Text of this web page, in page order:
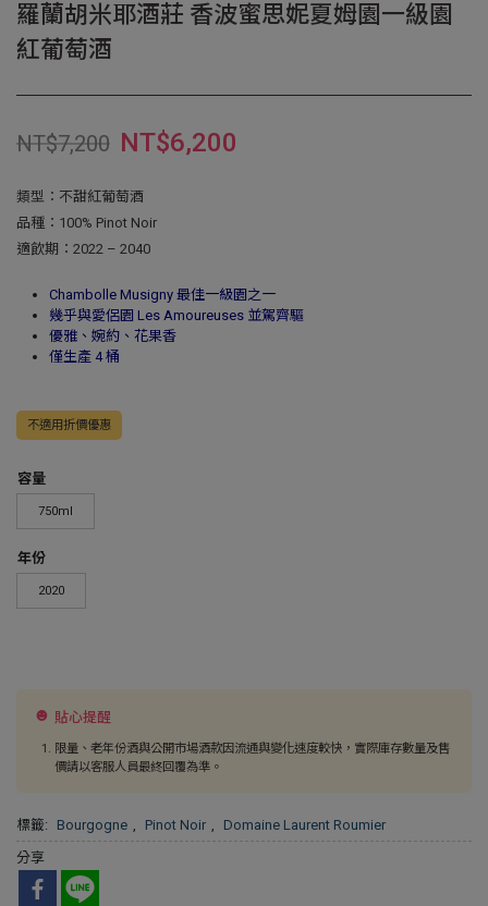
羅蘭胡米耶酒莊 香波蜜思妮夏姆園一級園
紅葡萄酒
NT$7,200 NT$6,200
類型：不甜紅葡萄酒
品種：100% Pinot Noir
適飲期：2022 – 2040
Chambolle Musigny 最佳一級園之一
幾乎與愛侶園 Les Amoureuses 並駕齊驅
優雅、婉約、花果香
僅生產 4 桶
不適用折價優惠
容量
750ml
年份
2020
貼心提醒
限量、老年份酒與公開市場酒款因流通與變化速度較快，實際庫存數量及售
價請以客服人員最終回覆為準。
標籤: Bourgogne , Pinot Noir ,
Domaine Laurent Roumier
分享